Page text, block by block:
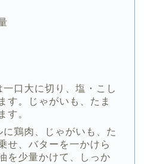
口大に切り、塩・こし
す。じゃがいも、たま
す。
鶏肉、じゃがいも、た
せ、バターを一かけら
を少量かけて、しっか